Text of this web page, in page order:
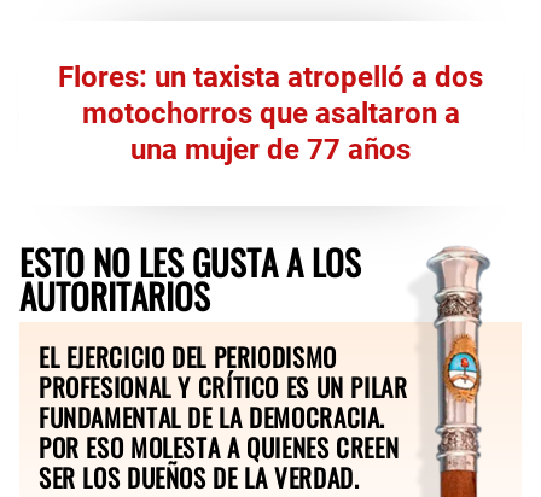
Flores: un taxista atropelló a dos
motochorros que asaltaron a
una mujer de 77 años
ESTO NO LES GUSTA A LOS
AUTORITARIOS
EL EJERCICIO DEL PERIODISMO
PROFESIONAL Y CRÍTICO ES UN PILAR
FUNDAMENTAL DE LA DEMOCRACIA.
POR ESO MOLESTA A QUIENES CREEN
SER LOS DUEÑOS DE LA VERDAD.